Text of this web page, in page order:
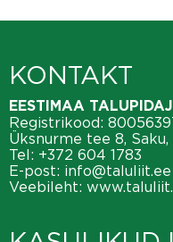
KONTAKT
EESTIMAA
Registrikood:
Üksnurme tee 8,
Tel: +372 604 1783
E-post: info@taluliit.ee
Veebileht: